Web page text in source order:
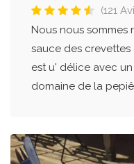
(121
Nous nous sommes
sauce des
est u' délice avec
domaine de la